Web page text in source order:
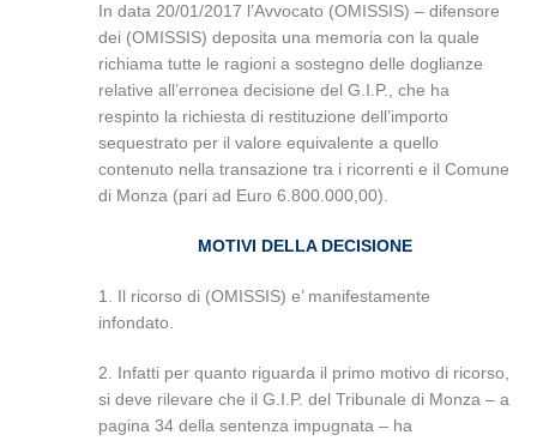
In data 20/01/2017 l’Avvocato (OMISSIS) – difensore
dei (OMISSIS) deposita una memoria con la quale
richiama tutte le ragioni a sostegno delle doglianze
relative all’erronea decisione del G.I.P., che ha
respinto la richiesta di restituzione dell’importo
sequestrato per il valore equivalente a quello
contenuto nella transazione tra i ricorrenti e il Comune
di Monza (pari ad Euro 6.800.000,00).
MOTIVI DELLA DECISIONE
1. Il ricorso di (OMISSIS) e’ manifestamente
infondato.
2. Infatti per quanto riguarda il primo motivo di ricorso,
si deve rilevare che il G.I.P. del Tribunale di Monza – a
pagina 34 della sentenza impugnata – ha